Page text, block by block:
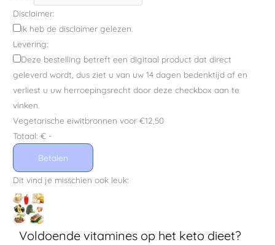
Disclaimer:
Ik heb de disclaimer gelezen.
Levering:
Deze bestelling betreft een digitaal product dat direct
geleverd wordt, dus ziet u van uw 14 dagen bedenktijd af en
verliest u uw herroepingsrecht door deze checkbox aan te
vinken.
Vegetarische eiwitbronnen voor €12,50
Totaal:€ -
Betalen
Dit vind je misschien ook leuk:
Voldoende vitamines op het keto dieet?